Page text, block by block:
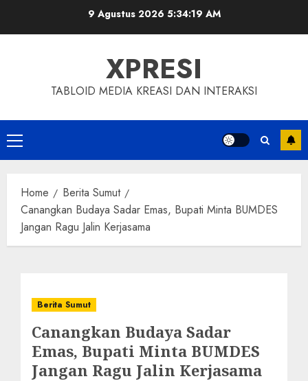
9 Agustus 2026 5:34:20 AM
XPRESI
TABLOID MEDIA KREASI DAN INTERAKSI
Primary
Menu
Home
Berita Sumut
Canangkan Budaya Sadar Emas, Bupati Minta BUMDES
Jangan Ragu Jalin Kerjasama
Berita Sumut
Canangkan Budaya Sadar
Emas, Bupati Minta BUMDES
Jangan Ragu Jalin Kerjasama